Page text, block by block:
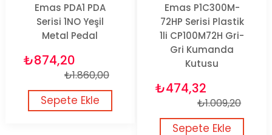
Emas PDA1 PDA
Serisi 1NO Yeşil
Metal Pedal
₺874,20
₺1.860,00
Sepete Ekle
Emas P1C300M-
72HP Serisi Plastik
1li CP100M72H Gri-
Gri Kumanda
Kutusu
₺474,32
₺1.009,20
Sepete Ekle